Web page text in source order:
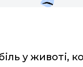
у животі,